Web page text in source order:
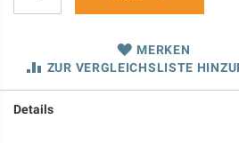
MERKEN
ZUR VERGLEICHSLISTE
Details